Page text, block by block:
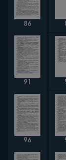
86
91
96